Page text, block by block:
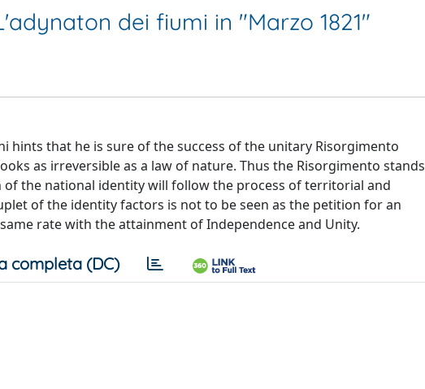
dei fiumi in "Marzo 1821"
hints that he is sure of the success of the unitary Risorgimento
as irreversible as a law of nature. Thus the Risorgimento stands
the national identity will follow the process of territorial and
of the identity factors is not to be seen as the petition for an
rate with the attainment of Independence and Unity.
completa (DC)